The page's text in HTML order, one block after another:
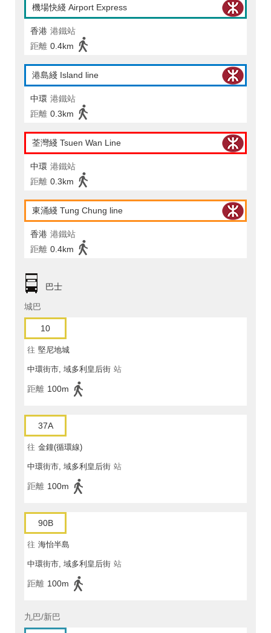
機場快綫 Airport Express
香港 港鐵站
距離 0.4km
港島綫 Island line
中環 港鐵站
距離 0.3km
荃灣綫 Tsuen Wan Line
中環 港鐵站
距離 0.3km
東涌綫 Tung Chung line
香港 港鐵站
距離 0.4km
巴士
城巴
10
往 堅尼地城
中環街市, 域多利皇后街 站
距離 100m
37A
往 金鐘(循環線)
中環街市, 域多利皇后街 站
距離 100m
90B
往 海怡半島
中環街市, 域多利皇后街 站
距離 100m
九巴/新巴